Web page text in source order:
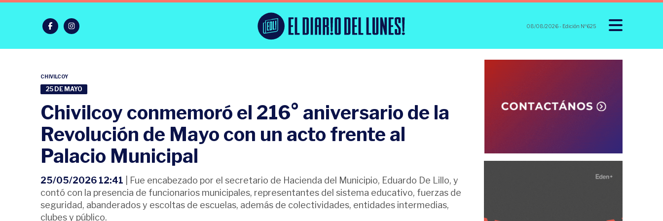
08/08/2026- Edición Nº625
CHIVILCOY
25 DE MAYO
Chivilcoy conmemoró el 216° aniversario de la
Revolución de Mayo con un acto frente al
Palacio Municipal
25/05/2026 12:41 | Fue encabezado por el secretario de Hacienda del Municipio, Eduardo De Lillo, y
contó con la presencia de funcionarios municipales, representantes del sistema educativo, fuerzas de
seguridad, abanderados y escoltas de escuelas, además de colectividades, entidades intermedias,
clubes y público.